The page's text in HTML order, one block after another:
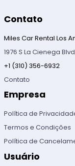
Contato
Miles Car Rental Los
1976 S La Cienega
+1 (310) 356-6932
Contato
Empresa
Política de
Termos e Condições
Política de
Usuário